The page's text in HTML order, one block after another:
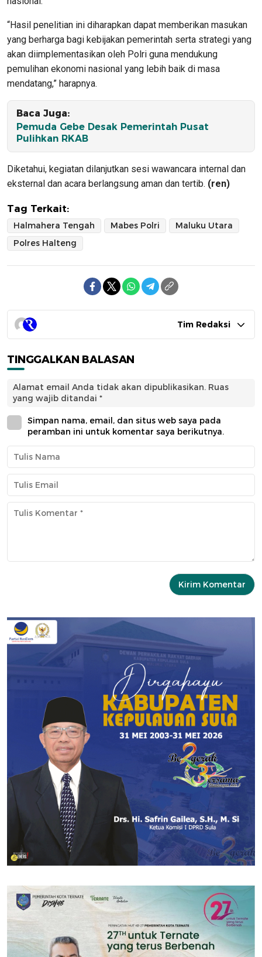
“Hasil penelitian ini diharapkan dapat memberikan masukan
yang berharga bagi kebijakan pemerintah serta strategi yang
akan diimplementasikan oleh Polri guna mendukung
pemulihan ekonomi nasional yang lebih baik di masa
mendatang,” harapnya.
Baca Juga:
Pemuda Gebe Desak Pemerintah Pusat
Pulihkan RKAB
Diketahui, kegiatan dilanjutkan sesi wawancara internal dan
eksternal dan acara berlangsung aman dan tertib. (ren)
Tag Terkait:
Halmahera Tengah Mabes Polri
Maluku Utara
Polres Halteng
Tim Redaksi
TINGGALKAN BALASAN
Alamat email Anda tidak akan dipublikasikan. Ruas
yang wajib ditandai *
Simpan nama, email, dan situs web saya pada
peramban ini untuk komentar saya berikutnya.